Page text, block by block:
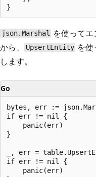
json.Marshal を使って
から、
UpsertEntity を
します。
Go
bytes, err :=
if err != nil {
    panic(err)
}
_, err =
if err != nil {
    panic(err)